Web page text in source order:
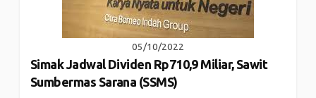
05/10/2022
Simak Jadwal Dividen Rp710,9 Miliar, Sawit
Sumbermas Sarana (SSMS)